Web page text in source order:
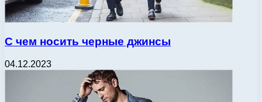
С чем носить черные джинсы
04.12.2023